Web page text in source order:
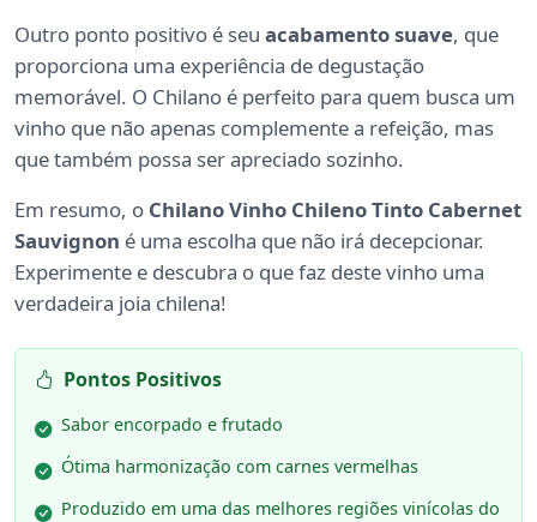
Outro ponto positivo é seu acabamento suave, que
proporciona uma experiência de degustação
memorável. O Chilano é perfeito para quem busca um
vinho que não apenas complemente a refeição, mas
que também possa ser apreciado sozinho.
Em resumo, o Chilano Vinho Chileno Tinto Cabernet
Sauvignon é uma escolha que não irá decepcionar.
Experimente e descubra o que faz deste vinho uma
verdadeira joia chilena!
Pontos Positivos
Sabor encorpado e frutado
Ótima harmonização com carnes vermelhas
Produzido em uma das melhores regiões vinícolas do